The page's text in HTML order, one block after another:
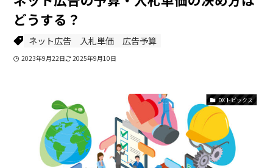
どうする？
ネット広告 入札単価 広告予算
2023年9月22日 2025年9月10日
DXトピックス